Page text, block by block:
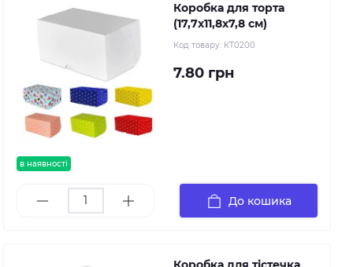
в наявності
Коробка для торта
(17,7х11,8х7,8 см)
Код товару: КТ0200
7.80 грн
До кошика